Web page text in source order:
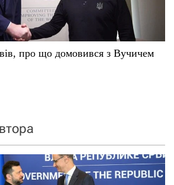
про що домовився з Вучичем